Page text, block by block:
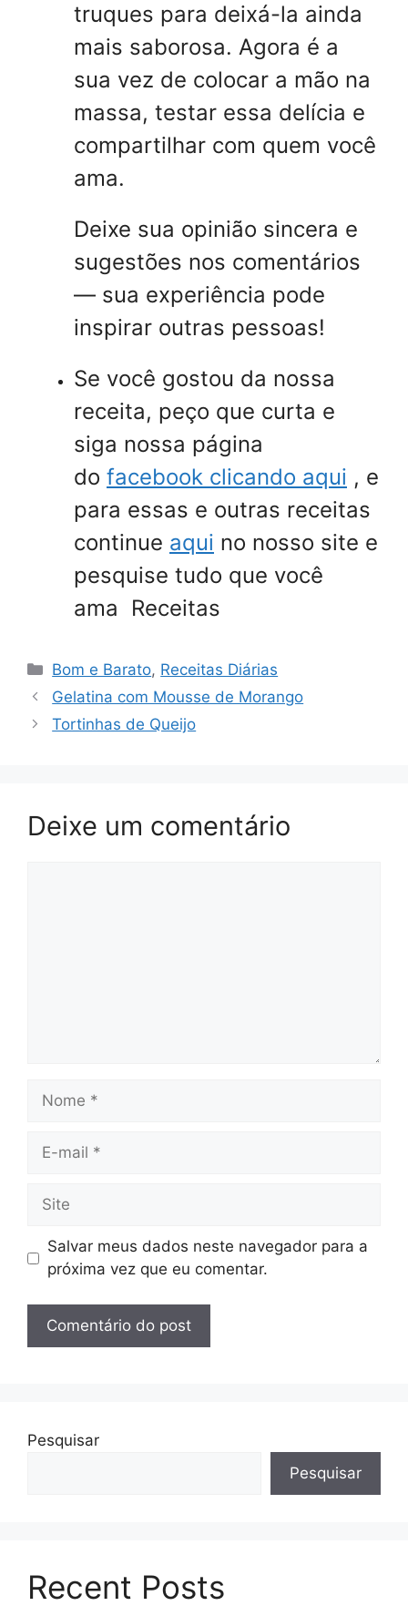
truques para deixá-la ainda
mais saborosa. Agora é a
sua vez de colocar a mão na
massa, testar essa delícia e
compartilhar com quem você
ama.
Deixe sua opinião sincera e
sugestões nos comentários
— sua experiência pode
inspirar outras pessoas!
Se você gostou da nossa
receita, peço que curta e
siga nossa página
do facebook clicando aqui , e
para essas e outras receitas
continue aqui no nosso site e
pesquise tudo que você
ama Receitas
Categorias
Bom e Barato, Receitas Diárias
Gelatina com Mousse de Morango
Tortinhas de Queijo
Deixe um comentário
Nome
Site
Salvar meus dados neste navegador para a
próxima vez que eu comentar.
Pesquisar
Pesquisar
Recent Posts